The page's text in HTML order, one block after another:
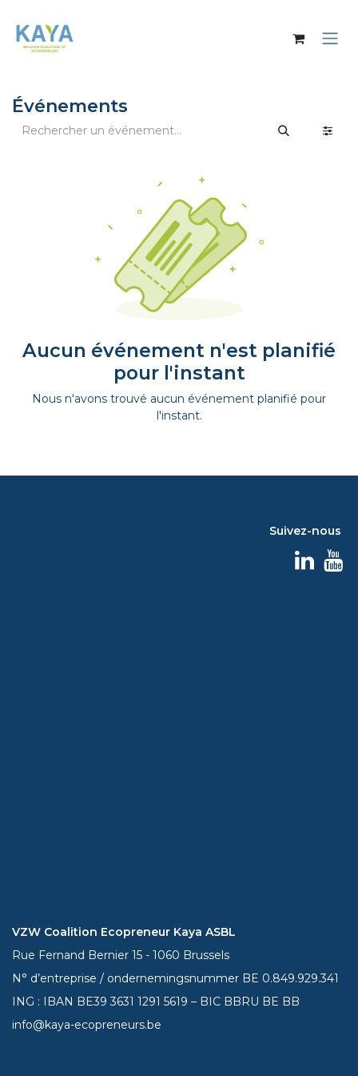
Événements
Aucun événement n'est planifié
pour l'instant
Nous n'avons trouvé aucun événement planifié pour
l'instant.
Suivez-nous
VZW Coalition Ecopreneur Kaya ASBL
Rue Fernand Bernier 15 - 1060 Brussels
N° d’entreprise / ondernemingsnummer BE 0.849.929.341
ING : IBAN BE393631 1291 5619 – BIC BBRU BE BB
info@kaya-ecopreneurs.be